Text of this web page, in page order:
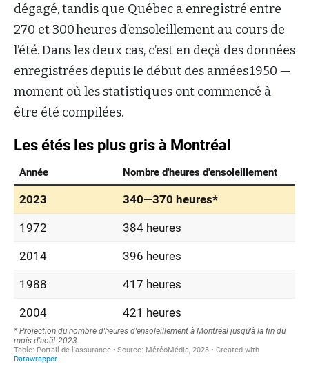
dégagé, tandis que Québec a enregistré entre
270 et 300 heures d’ensoleillement au cours de
l’été. Dans les deux cas, c’est en deçà des données
enregistrées depuis le début des années 1950 —
moment où les statistiques ont commencé à
être été compilées.